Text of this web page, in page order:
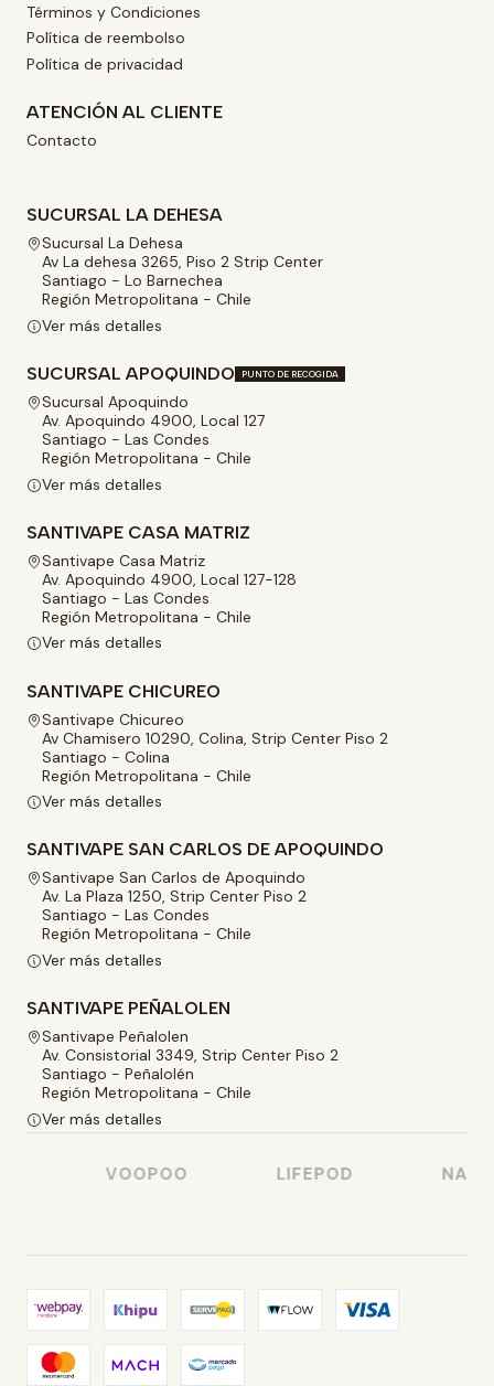
Términos y Condiciones
Política de reembolso
Política de privacidad
ATENCIÓN AL CLIENTE
Contacto
SUCURSAL LA DEHESA
Sucursal La Dehesa
Av La dehesa 3265, Piso 2 Strip Center
Santiago - Lo Barnechea
Región Metropolitana - Chile
Ver más detalles
SUCURSAL APOQUINDO PUNTO DE RECOGIDA
Sucursal Apoquindo
Av. Apoquindo 4900, Local 127
Santiago - Las Condes
Región Metropolitana - Chile
Ver más detalles
SANTIVAPE CASA MATRIZ
Santivape Casa Matriz
Av. Apoquindo 4900, Local 127-128
Santiago - Las Condes
Región Metropolitana - Chile
Ver más detalles
SANTIVAPE CHICUREO
Santivape Chicureo
Av Chamisero 10290, Colina, Strip Center Piso 2
Santiago - Colina
Región Metropolitana - Chile
Ver más detalles
SANTIVAPE SAN CARLOS DE APOQUINDO
Santivape San Carlos de Apoquindo
Av. La Plaza 1250, Strip Center Piso 2
Santiago - Las Condes
Región Metropolitana - Chile
Ver más detalles
SANTIVAPE PEÑALOLEN
Santivape Peñalolen
Av. Consistorial 3349, Strip Center Piso 2
Santiago - Peñalolén
Región Metropolitana - Chile
Ver más detalles
VOOPOO LIFEPOD